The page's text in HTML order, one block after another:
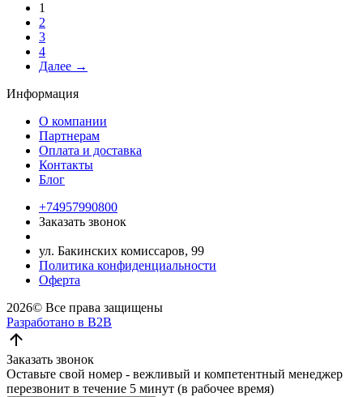
1
2
3
4
Далее →
Информация
О компании
Партнерам
Оплата и доставка
Контакты
Блог
+74957990800
Заказать звонок
ул. Бакинских комиссаров, 99
Политика конфиденциальности
Оферта
2026© Все права защищены
Разработано в B2B
Заказать звонок
Оставьте свой номер - вежливый и компетентный менеджер
перезвонит в течение 5 минут (в рабочее время)